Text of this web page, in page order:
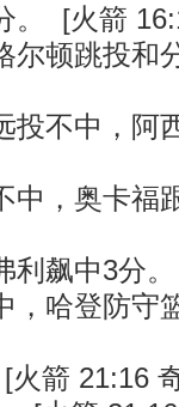
。 [火箭
尔顿跳投和
投不中，阿
中，奥卡福
利飙中3分
，哈登防守
箭 21:16